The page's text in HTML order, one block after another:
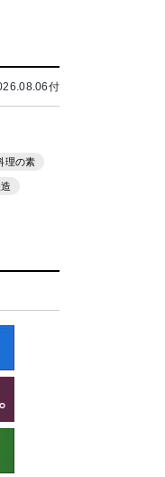
付
理の素